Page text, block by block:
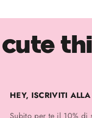
cute
HEY, ISCRIVITI